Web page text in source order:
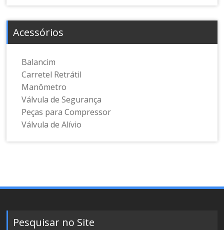
Acessórios
Balancim
Carretel Retrátil
Manômetro
Válvula de Segurança
Peças para Compressor
Válvula de Alívio
Pesquisar no Site